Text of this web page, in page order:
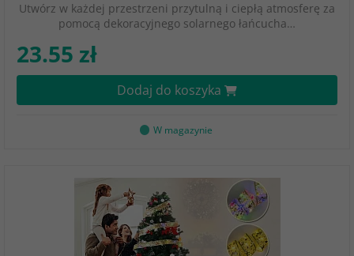
Utwórz w każdej przestrzeni przytulną i ciepłą atmosferę za
pomocą dekoracyjnego solarnego łańcucha…
23.55 zł
Dodaj do koszyka
W magazynie